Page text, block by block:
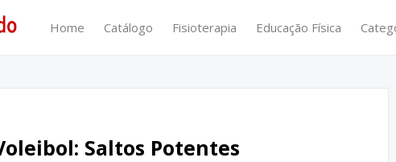
Home Catálogo Fisioterapia Educação Física
Saltos Potentes